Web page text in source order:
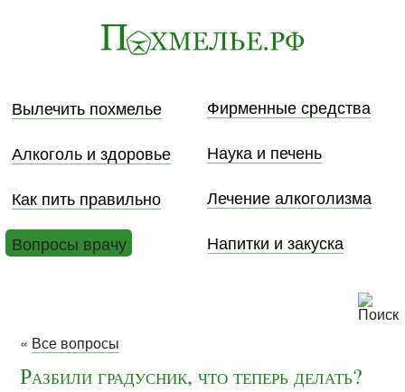
Вылечить похмелье
Фирменные средства
Алкоголь и здоровье
Наука и печень
Как пить правильно
Лечение алкоголизма
Вопросы врачу
Напитки и закуска
« Все вопросы
Разбили градусник, что теперь делать?